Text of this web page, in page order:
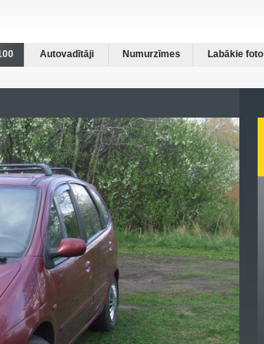
Autovadītāji Numurzīmes Labākie foto